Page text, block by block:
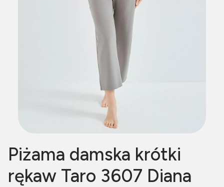
Piżama damska krótki
rękaw Taro 3607 Diana